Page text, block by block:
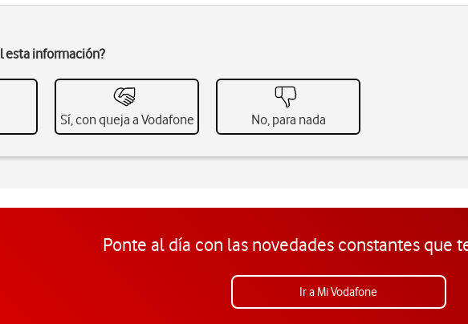
esta información?
Sí, con queja a Vodafone No, para nada
Ponte al día con las novedades constantes que
Ir a Mi Vodafone